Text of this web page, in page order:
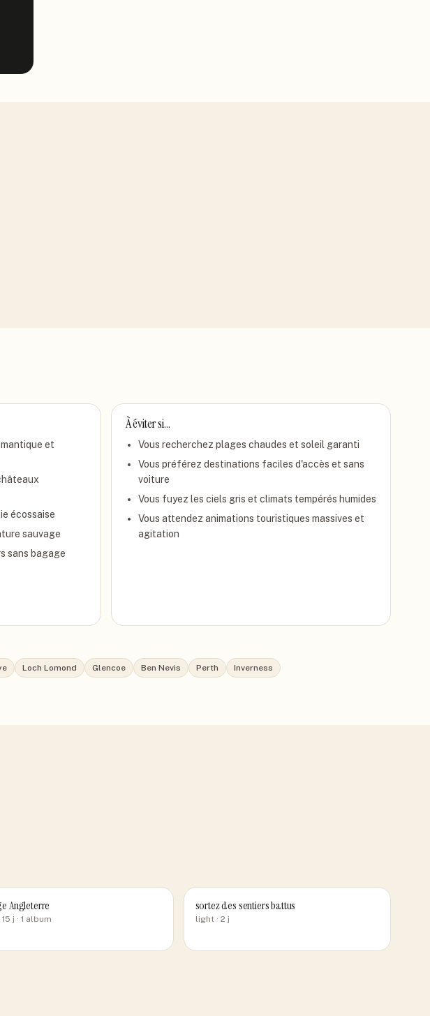
et
écossaise
sauvage
sans bagage
À éviter si…
Vous recherchez plages chaudes et soleil garanti
Vous préférez destinations faciles d'accès et sans
voiture
Vous fuyez les ciels gris et climats tempérés humides
Vous attendez animations touristiques massives et
agitation
Loch Lomond Glencoe Ben Nevis Perth
Inverness
Angleterre
15 j · 1 album
sortez des sentiers battus
light· 2 j